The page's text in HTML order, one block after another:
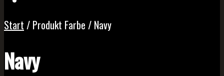
Start / Produkt Farbe / Navy
Navy